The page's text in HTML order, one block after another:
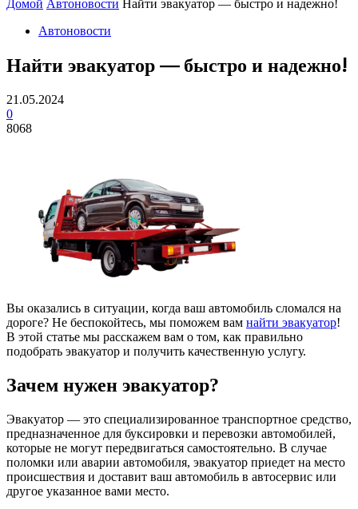
Домой Автоновости Найти эвакуатор — быстро и надежно!
Автоновости
Найти эвакуатор — быстро и надежно!
21.05.2024
0
8068
Вы оказались в ситуации, когда ваш автомобиль сломался на
дороге? Не беспокойтесь, мы поможем вам найти эвакуатор!
В этой статье мы расскажем вам о том, как правильно
подобрать эвакуатор и получить качественную услугу.
Зачем нужен эвакуатор?
Эвакуатор — это специализированное транспортное средство,
предназначенное для буксировки и перевозки автомобилей,
которые не могут передвигаться самостоятельно. В случае
поломки или аварии автомобиля, эвакуатор приедет на место
происшествия и доставит ваш автомобиль в автосервис или
другое указанное вами место.